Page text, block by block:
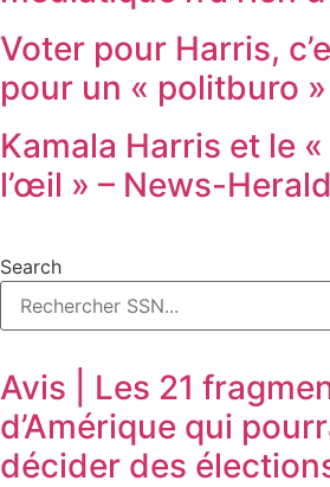
Voter pour Harris,
pour un « politburo
Kamala Harris et le
l’œil » – News-Herald
Search
Avis | Les 21
d’Amérique qui
décider des